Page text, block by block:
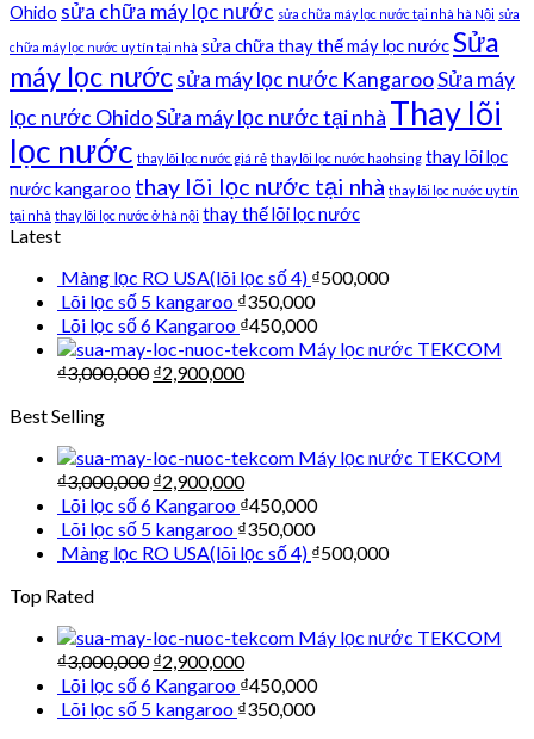
Ohido sửa chữa máy lọc nước sửa chữa máy lọc nước tại nhà hà Nội sửa
chữa máy lọc nước uy tín tại nhà sửa chữa thay thế máy lọc nướcSửa
máy lọc nướcsửa máy lọc nước KangarooSửa máy
lọc nước OhidoSửa máy lọc nước tại nhà Thay lõi
lọc nước thay lõi lọc nước giá rẻ thay lõi lọc nước haohsing thay lõi lọc
nước kangaroo thay lõi lọc nước tại nhà thay lõi lọc nước uy tín
tại nhà thay lõi lọc nước ở hà nội thay thế lõi lọc nước
Latest
Màng lọc RO USA(lõi lọc số 4) ₫500,000
Lõi lọc số 5 kangaroo ₫350,000
Lõi lọc số 6 Kangaroo ₫450,000
Máy lọc nước TEKCOM
₫3,000,000 ₫2,900,000
Best Selling
Máy lọc nước TEKCOM
₫3,000,000 ₫2,900,000
Lõi lọc số 6 Kangaroo ₫450,000
Lõi lọc số 5 kangaroo ₫350,000
Màng lọc RO USA(lõi lọc số 4) ₫500,000
Top Rated
Máy lọc nước TEKCOM
₫3,000,000 ₫2,900,000
Lõi lọc số 6 Kangaroo ₫450,000
Lõi lọc số 5 kangaroo ₫350,000